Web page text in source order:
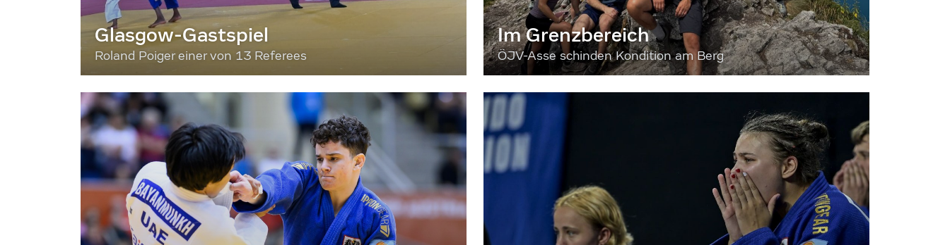
Glasgow-Gastspiel
Roland Poiger einer von 13 Referees
Im Grenzbereich
ÖJV-Asse schinden Kondition am Berg